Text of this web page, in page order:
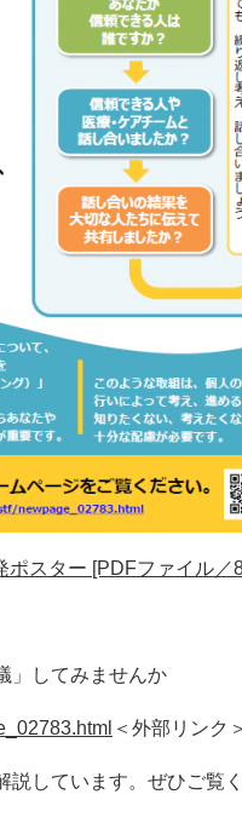
スター [PDFファイル／
」してみませんか
＜外部リンク＞
説しています。ぜひご覧